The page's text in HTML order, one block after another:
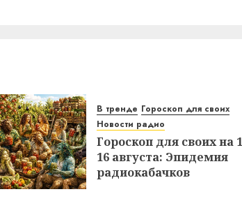
В тренде Гороскоп для своих
Новости радио
Гороскоп для своих на
16 августа: Эпидемия
радиокабачков